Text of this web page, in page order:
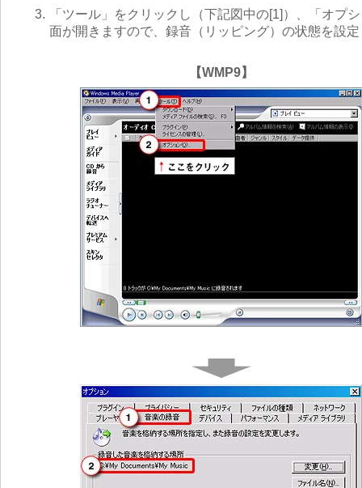
3.
「ツール」をクリックし（下記図中の[1]）、「オプ
面が開きますので、録音（リッピング）の状態を設
【WMP9】